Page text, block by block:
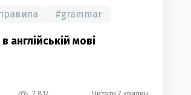
#grammar
англійській мові